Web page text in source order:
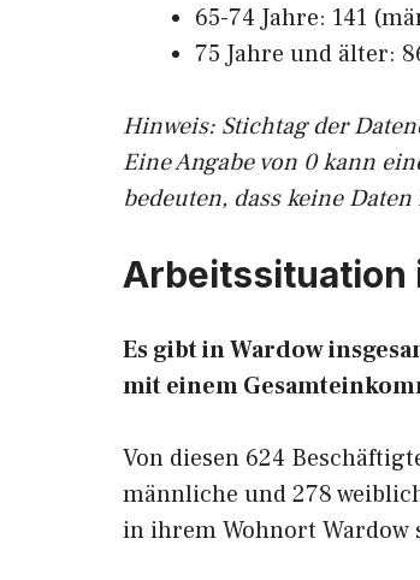
65-74 Jahre: 141
75 Jahre und älter:
Hinweis: Stichtag der
Eine Angabe von 0 kann
bedeuten, dass keine
Arbeitssituation
Es gibt in Wardow
mit einem
Von diesen 624
männliche und 278
in ihrem Wohnort Wardow